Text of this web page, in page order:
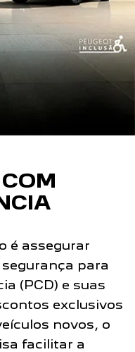
é assegurar
para
(PCD) e suas
exclusivos
novos, o
facilitar a